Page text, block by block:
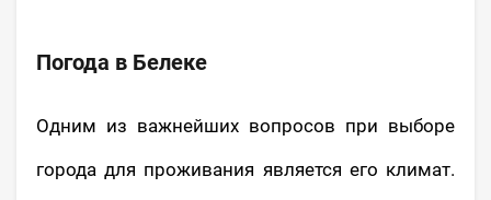
Погода в Белеке
Одним из важнейших вопросов при выборе
города для проживания является его климат.